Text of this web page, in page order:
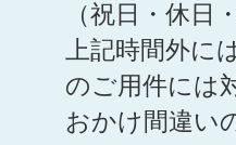
（祝日・休日
上記時間外に
のご用件には
おかけ間違い